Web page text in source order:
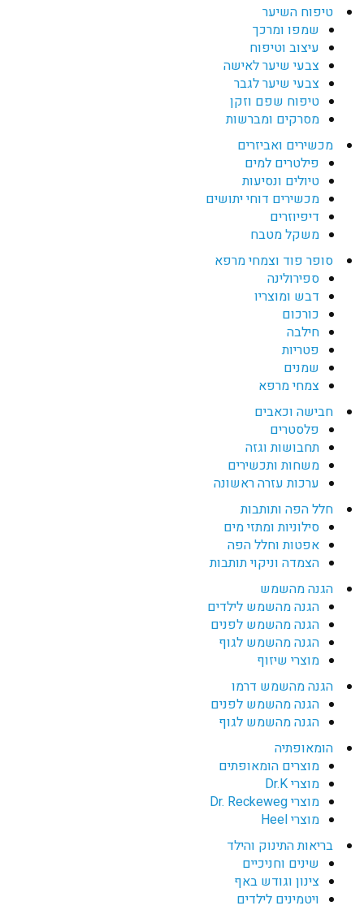
טיפוח השיער
שמפו ומרכך
עיצוב וטיפוח
צבעי שיער לאישה
צבעי שיער לגבר
טיפוח שפם וזקן
מסרקים ומברשות
מכשירים ואביזרים
פילטרים למים
טיולים ונסיעות
מכשירים דוחי יתושים
דיפיוזרים
משקל מטבח
סופר פוד וצמחי מרפא
ספירולינה
דבש ומוצריו
כורכום
חילבה
פטריות
שמנים
צמחי מרפא
חבישה וכאבים
פלסטרים
תחבושות וגזה
משחות ותכשירים
ערכות עזרה ראשונה
חלל הפה ותותבות
סילוניות ומתזי מים
אפטות וחלל הפה
הצמדה וניקוי תותבות
הגנה מהשמש
הגנה מהשמש לילדים
הגנה מהשמש לפנים
הגנה מהשמש לגוף
מוצרי שיזוף
הגנה מהשמש דרמו
הגנה מהשמש לפנים
הגנה מהשמש לגוף
הומאופתיה
מוצרים הומאופתים
מוצרי Dr.K
מוצרי Dr. Reckeweg
מוצרי Heel
בריאות התינוק והילד
שינים וחניכיים
צינון וגודש באף
ויטמינים לילדים